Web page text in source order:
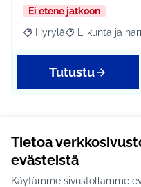
Tietoa
evästeistä
Käytämme sivustollamme
Ei etene jatkoon
Rajaa tulokset aihepiirin
Hyrylä Rajaa tulokset
Liikunta ja
Tutustu
Nuorisotalo
Hyrylän keskustaan
oleskelu/